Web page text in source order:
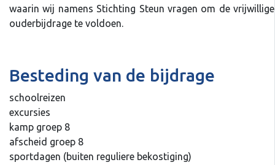
waarin wij namens Stichting Steun vragen om de vrijwillige
ouderbijdrage te voldoen.
Besteding van de bijdrage
schoolreizen
excursies
kamp groep 8
afscheid groep 8
sportdagen (buiten reguliere bekostiging)